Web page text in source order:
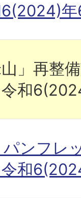
」再整
令和
ンフレ
令和